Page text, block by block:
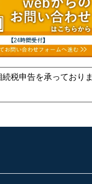
続税申告を承っておりま